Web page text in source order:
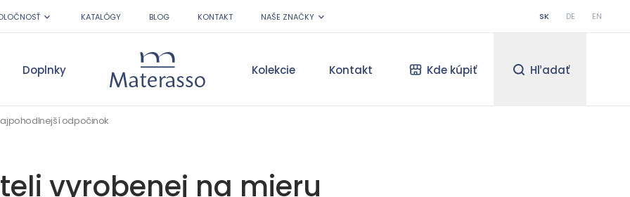
KATALÓGY BLOG KONTAKT NAŠE ZNAČKY SK DE EN
Materasso Kolekcie Kontakt Kde kúpiť Hľadať
Doplnky
odpočinok
vyrobenej na mieru